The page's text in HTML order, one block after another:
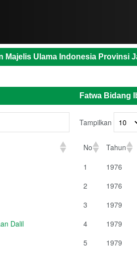
Majelis Ulama Indonesia Provinsi
Fatwa Bidang
Dalil
Tampilkan
No Tahun
No
Tahun
1 1976
2
1976
3
1979
4
1979
5
1979